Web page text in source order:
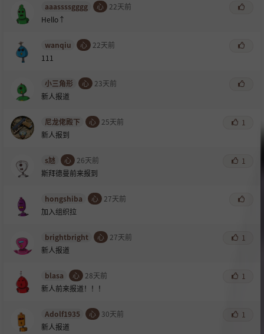
aaassssgggg 心
22天前
Hello↑
wanqiu 心
22天前
111
小三角形 心
23天前
新人报道
尼龙佬殿下 心 25天前
1
新人报到
s㝽 心 26天前
1
斯拜德曼前来报到
hongshiba 心
27天前
加入组织拉
brightbright 心 27天前
1
新人报道
blasa 心 28天前
1
新人前来报道！！！
Adolf1935 心 30天前
1
新人报道